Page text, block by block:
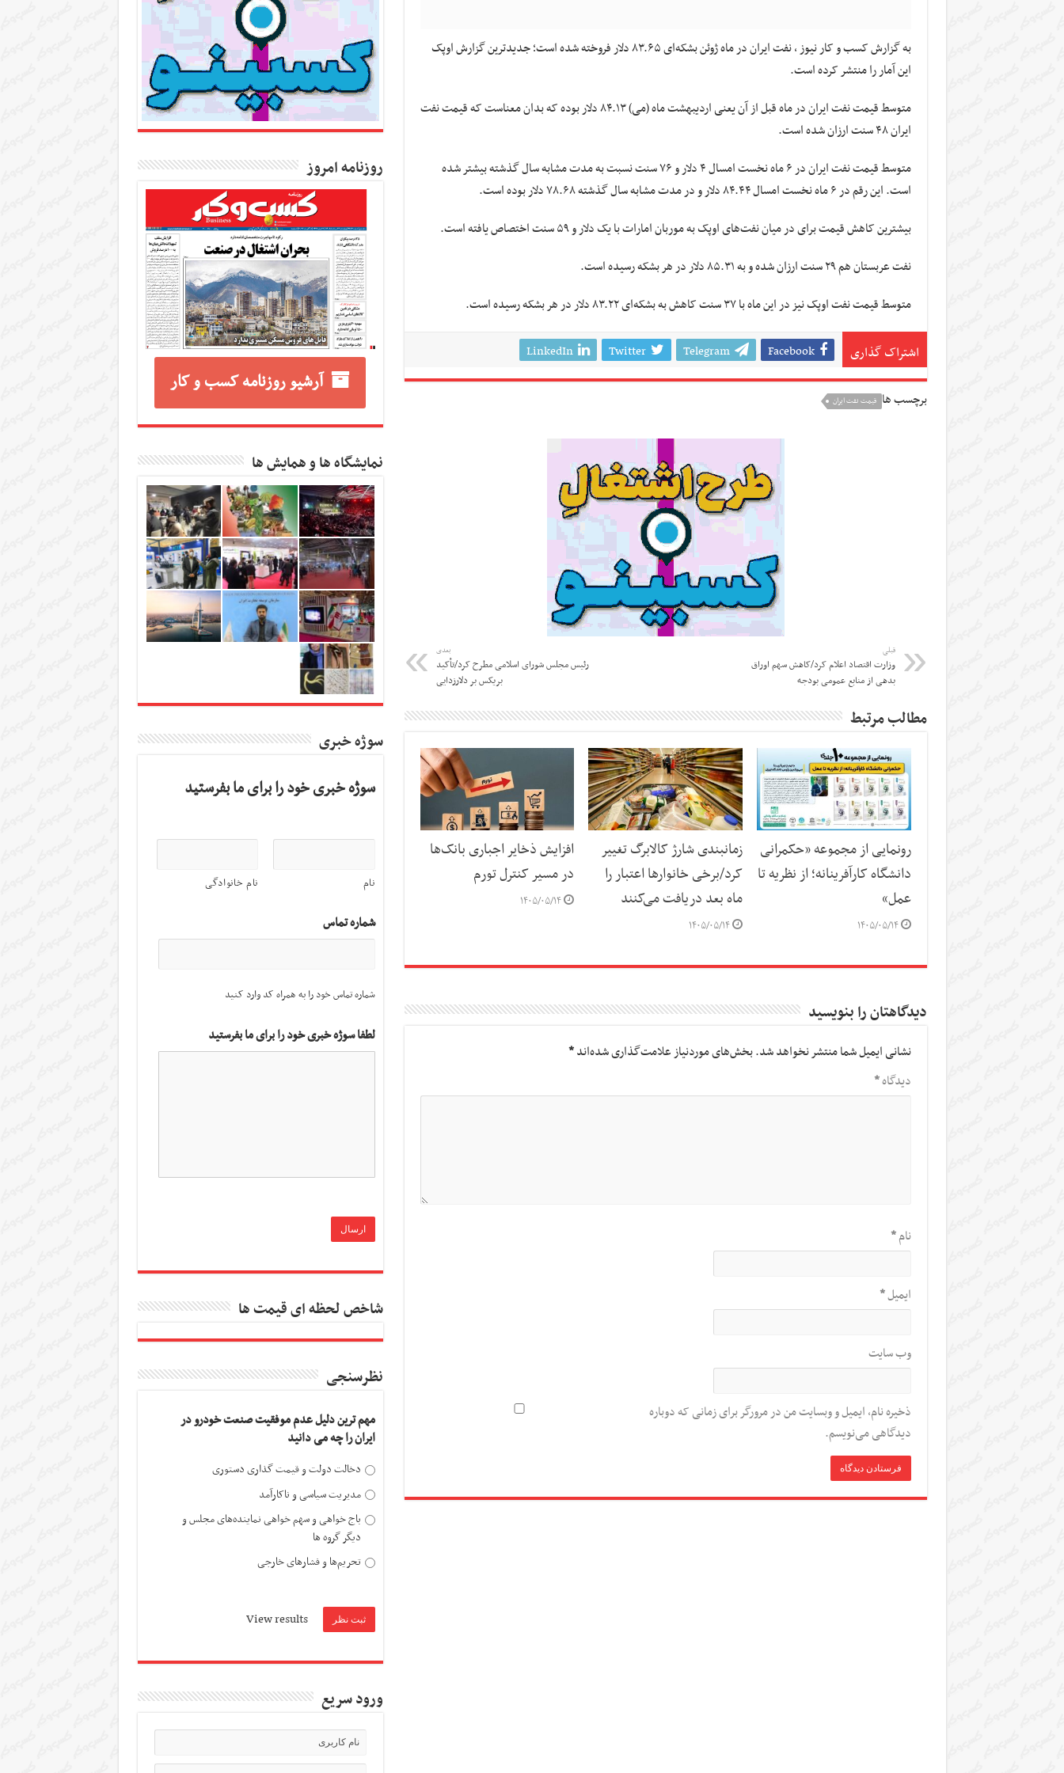
به گزارش کسب و کار نیوز ، نفت ایران در ماه ژوئن بشکه‌ای ۸۳.۶۵ دلار فروخته شده است؛ جدیدترین گزارش اوپک
این آمار را منتشر کرده است.
متوسط قیمت نفت ایران در ماه قبل از آن یعنی اردیبهشت ماه (می) ۸۴.۱۳ دلار بوده که بدان معناست که قیمت نفت
ایران ۴۸ سنت ارزان شده است.
متوسط قیمت نفت ایران در ۶ ماه نخست امسال ۴ دلار و ۷۶ سنت نسبت به مدت مشابه سال گذشته بیشتر شده
است. این رقم در ۶ ماه نخست امسال ۸۴.۴۴ دلار و در مدت مشابه سال گذشته ۷۸.۶۸ دلار بوده است.
بیشترین کاهش قیمت برای در میان نفت‌های اوپک به موربان امارات با یک دلار و ۵۹ سنت اختصاص یافته است.
نفت عربستان هم ۲۹ سنت ارزان شده و به ۸۵.۳۱ دلار در هر بشکه رسیده است.
متوسط قیمت نفت اوپک نیز در این ماه با ۳۷ سنت کاهش به بشکه‌ای ۸۳.۲۲ دلار در هر بشکه رسیده است.
اشتراک گذاری Facebook
Telegram
Twitter
LinkedIn
برچسب ها قیمت نفت ایران
قبلی
وزارت اقتصاد اعلام کرد/کاهش سهم اوراق
بدهی از منابع عمومی بودجه
بعدی
رئیس مجلس شورای اسلامی مطرح کرد/تأکید
بریکس بر دلارزدایی
مطالب مرتبط
رونمایی از مجموعه «حکمرانی
دانشگاه کارآفرینانه؛ از نظریه تا
عمل»
۱۴۰۵/۰۵/۱۴
زمانبندی شارژ کالابرگ تغییر
کرد/برخی خانوارها اعتبار را
ماه بعد دریافت می‌کنند
۱۴۰۵/۰۵/۱۴
افزایش ذخایر اجباری بانک‌ها
در مسیر کنترل تورم
۱۴۰۵/۰۵/۱۴
دیدگاهتان را بنویسید
نشانی ایمیل شما منتشر نخواهد شد.بخش‌های موردنیاز علامت‌گذاری شده‌اند*
دیدگاه*
نام*
ایمیل*
وب‌ سایت
ذخیره نام، ایمیل و وبسایت من در مرورگر برای زمانی که دوباره
دیدگاهی می‌نویسم.
روزنامه امروز
آرشیو روزنامه کسب و کار
نمایشگاه ها و همایش ها
سوژه خبری
سوژه خبری خود را برای ما بفرستید
نام نام خانوادگی
شماره تماس
شماره تماس خود را به همراه کد وارد کنید
لطفا سوژه خبری خود را برای ما بفرستید
شاخص لحظه ای قیمت ها
نظرسنجی
مهم ترین دلیل عدم موفقیت صنعت خودرو در
ایران را چه می دانید
دخالت دولت و قیمت گذاری دستوری
مدیریت سیاسی و ناکارآمد
باج خواهی و سهم خواهی نماینده‌های مجلس و
دیگر گروه ها
تحریم‌ها و فشارهای خارجی
View results
ورود سریع